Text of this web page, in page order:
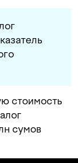
стоимость
сумов